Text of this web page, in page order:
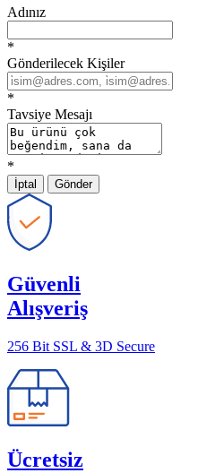
Adınız
*
Gönderilecek Kişiler
*
Tavsiye Mesajı
*
İptal Gönder
Güvenli
Alışveriş
256 Bit SSL & 3D Secure
Ücretsiz